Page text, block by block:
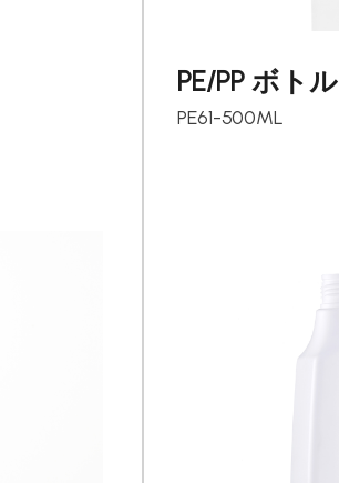
PE/PP ボトル
PE61-500ML